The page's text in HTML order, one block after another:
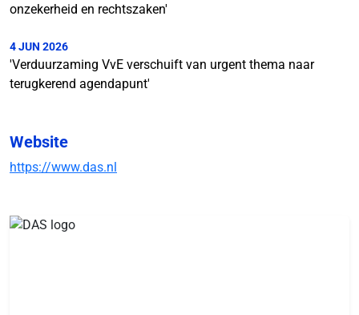
onzekerheid en rechtszaken'
4 JUN 2026
'Verduurzaming VvE verschuift van urgent thema naar
terugkerend agendapunt'
Website
https://www.das.nl